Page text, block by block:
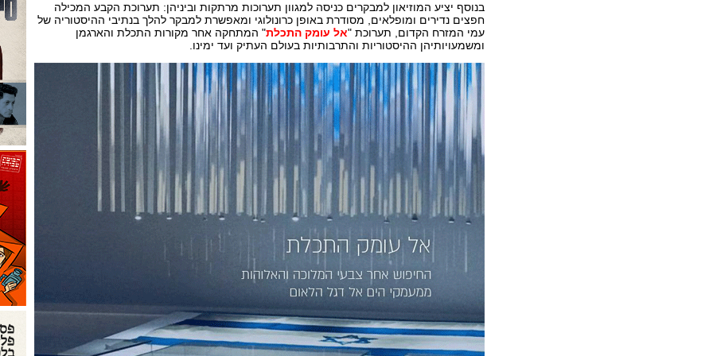
בנוסף יציע המוזיאון למבקרים כניסה למגוון תערוכות מרתקות וביניהן: תערוכת הקבע המכילה
חפצים נדירים ומופלאים, מסודרת באופן כרונולוגי ומאפשרת למבקר להלך בנתיבי ההיסטוריה של
עמי המזרח הקדום, תערוכת "אל עומק התכלת" המתחקה אחר מקורות התכלת והארגמן
ומשמעויותיהן ההיסטוריות והתרבותיות בעולם העתיק ועד ימינו.